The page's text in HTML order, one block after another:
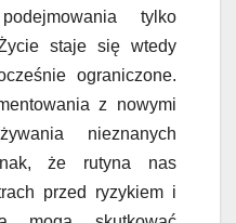
tylko
staje się wtedy
ograniczone.
z nowymi
nieznanych
że rutyna nas
przed ryzykiem i